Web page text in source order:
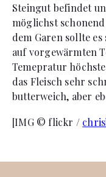
Steingut befindet
möglichst
dem Garen sollte
auf vorgewärmten
Temepratur
das Fleisch sehr
butterweich, aber
[IMG © flickr /